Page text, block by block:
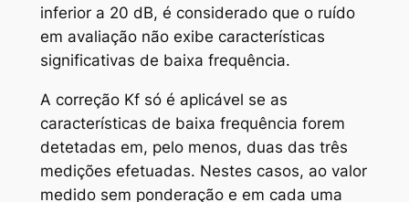
inferior a 20 dB, é considerado que o ruído
em avaliação não exibe características
significativas de baixa frequência.
A correção Kf só é aplicável se as
características de baixa frequência forem
detetadas em, pelo menos, duas das três
medições efetuadas. Nestes casos, ao valor
medido sem ponderação e em cada uma